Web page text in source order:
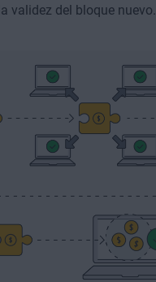
validez del bloque nuevo.